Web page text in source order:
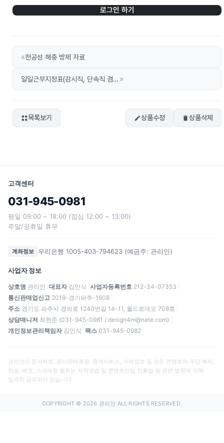
로그인 하기
«천공성 해충 방제 자료
일일근무지정표(감시직, 단속직 겸용) »
목록보기 상품수정 상품삭제
고객센터
031-945-0981
평일 09:00 ~ 18:00 (점심 12:00 ~ 13:00)
주말/공휴일 휴무
계좌정보 우리은행 1005-403-794623 (예금주: 관리인)
사업자 정보
상호명 관리인 대표자 김인식 사업자등록번호 212-34-07353
통신판매업신고 2019-경기파주-1608
주소 경기도 파주시 경의로 1240번길 14-11, 월드로데오 708호
상담매니저 최현준 (031-945-0981 / design4m@nate.com)
개인정보관리책임자 김인식 팩스 031-945-0982
관리인의 문서자료, 문서판매회원, 중개서비스, 거래정보 등 모든 콘텐츠의 무단 복제,
전송, 배포, 스크래핑 행위는 저작권법 및 콘텐츠산업 진흥법 등 관련 법령에 의해
엄격히 금지되어 있습니다.
COPYRIGHT © 2026 관리인 ALL RIGHTS RESERVED.